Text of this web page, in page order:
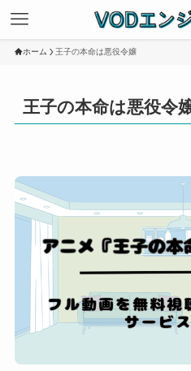
ホーム 王子の本命は悪役令嬢
王子の本命は悪役令